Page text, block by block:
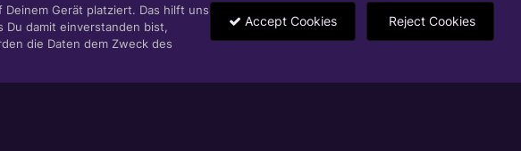
Deinem Gerät platziert. Das hilft uns
Du damit einverstanden bist,
die Daten dem Zweck des
Accept Cookies Reject Cookies